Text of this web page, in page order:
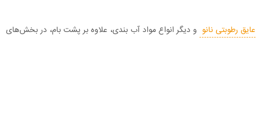
عایق رطوبتی نانو و دیگر انواع مواد آب بندی، علاوه بر پشت بام، در بخش‌های